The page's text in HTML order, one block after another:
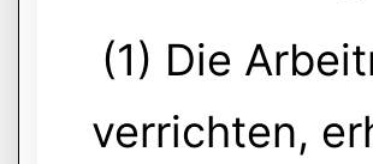
(1) Die
verrichten,